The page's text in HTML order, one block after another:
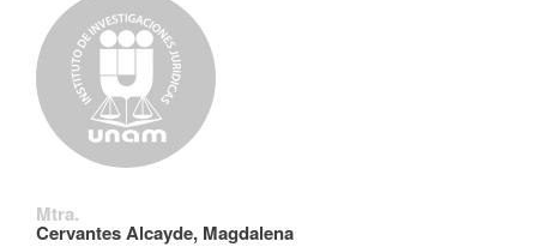
Mtra.
Cervantes Alcayde, Magdalena